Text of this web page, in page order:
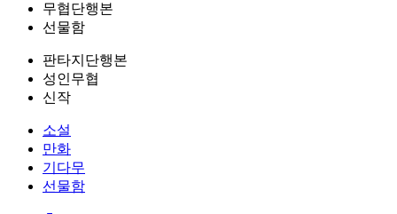
무협단행본
선물함
판타지단행본
성인무협
신작
소설
만화
기다무
선물함